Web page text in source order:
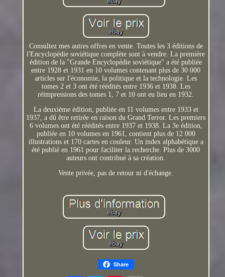
Consultez mes autres offres en vente. Toutes les 3 éditions de
l'Encyclopédie soviétique complète sont à vendre. La première
édition de la "Grande Encyclopédie soviétique" a été publiée
entre 1928 et 1931 en 10 volumes contenant plus de 30 000
articles sur l'économie, la politique et la technologie. Les
tomes 2 et 3 ont été réédités entre 1936 et 1938. Les
réimpressions des tomes 1, 7 et 10 ont eu lieu en 1932.
La deuxième édition, publiée en 11 volumes entre 1933 et
1937, a dû être retirée en raison du Grand Terror. Les premiers
6 volumes ont été réédités entre 1937 et 1938. La 3e édition,
publiée en 10 volumes en 1961, contient plus de 12 000
illustrations et 170 cartes en couleur. Un index alphabétique a
été publié en 1961 pour faciliter la recherche. Plus de 3000
auteurs ont contribué à sa création.
Vente privée, pas de retour ni d'échange.
Share